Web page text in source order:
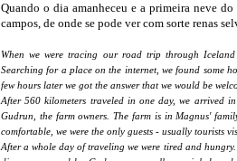
Quando o dia amanheceu e a primeira neve
campos, de onde se pode ver com sorte renas
When we were tracing our road trip through
Searching for a place on the internet, we found some
few hours later we got the answer that we would be
After 560 kilometers traveled in one day, we arrived
Gudrun, the farm owners. The farm is in Magnus'
comfortable, we were the only guests - usually tourists
After a whole day of traveling we were tired and